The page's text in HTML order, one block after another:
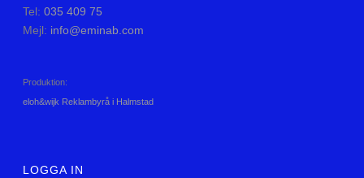
Tel:035 409 75
Mejl: info@eminab.com
Produktion:
eloh&wijk Reklambyrå i Halmstad
LOGGA IN